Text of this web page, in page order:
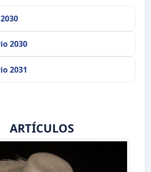
2030
2031
ARTÍCULOS